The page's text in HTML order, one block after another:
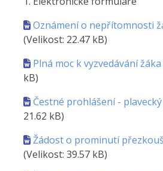
Oznámení o nepřítomnosti
(Velikost: 22.47 kB)
Plná moc k vyzvedávání žáka
kB)
Čestné prohlášení -
21.62 kB)
Žádost o prominutí
(Velikost: 39.57 kB)